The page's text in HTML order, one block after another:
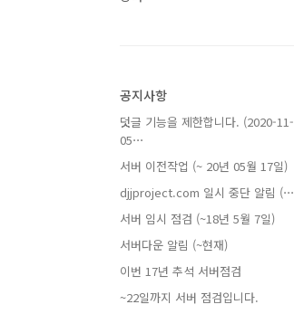
공지사항
덧글 기능을 제한합니다. (2020-11-
05⋯
서버 이전작업 (~ 20년 05월 17일)
djjproject.com 일시 중단 알림 (⋯
서버 임시 점검 (~18년 5월 7일)
서버다운 알림 (~현재)
이번 17년 추석 서버점검
~22일까지 서버 점검입니다.